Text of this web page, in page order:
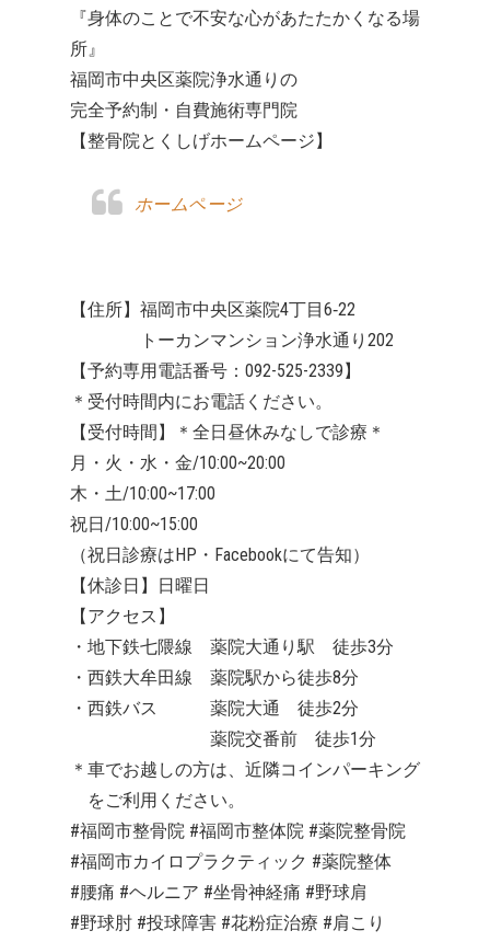
『身体のことで不安な心があたたかくなる場
所』
福岡市中央区薬院浄水通りの
完全予約制・自費施術専門院
【整骨院とくしげホームページ】
ホームページ
【住所】福岡市中央区薬院4丁目6‐22
トーカンマンション浄水通り202
【予約専用電話番号：092-525-2339】
＊受付時間内にお電話ください。
【受付時間】＊全日昼休みなしで診療＊
月・火・水・金/10:00~20:00
木・土/10:00~17:00
祝日/10:00~15:00
（祝日診療はHP・Facebookにて告知）
【休診日】日曜日
【アクセス】
・地下鉄七隈線 薬院大通り駅 徒歩3分
・西鉄大牟田線 薬院駅から徒歩8分
・西鉄バス 薬院大通 徒歩2分
薬院交番前 徒歩1分
＊車でお越しの方は、近隣コインパーキング
をご利用ください。
#福岡市整骨院 #福岡市整体院 #薬院整骨院
#福岡市カイロプラクティック #薬院整体
#腰痛 #ヘルニア #坐骨神経痛 #野球肩
#野球肘 #投球障害 #花粉症治療 #肩こり